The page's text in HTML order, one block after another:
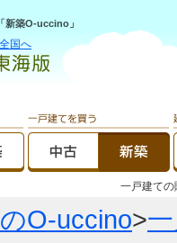
新築O-uccino」
全国へ
一戸建て
O-uccino>